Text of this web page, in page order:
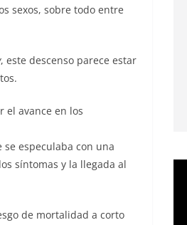
sexos, sobre todo entre
, este descenso parece estar
el avance en los
especulaba con una
síntomas y la llegada al
de mortalidad a corto